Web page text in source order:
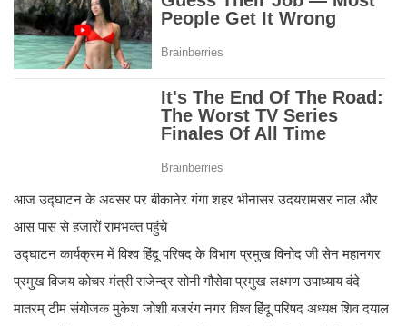
आज उद्घाटन के अवसर पर बीकानेर गंगा शहर भीनासर उदयरामसर नाल और
आस पास से हजारों रामभक्त पहुंचे
उद्घाटन कार्यक्रम में विश्व हिंदू परिषद के विभाग प्रमुख विनोद जी सेन महानगर
प्रमुख विजय कोचर मंत्री राजेन्द्र सोनी गौसेवा प्रमुख लक्ष्मण उपाध्याय वंदे
मातरम् टीम संयोजक मुकेश जोशी बजरंग नगर विश्व हिंदू परिषद अध्यक्ष शिव दयाल